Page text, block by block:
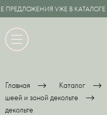
УЖЕ В КАТАЛОГЕ
Главная Каталог
шеей и зоной декольте
декольте